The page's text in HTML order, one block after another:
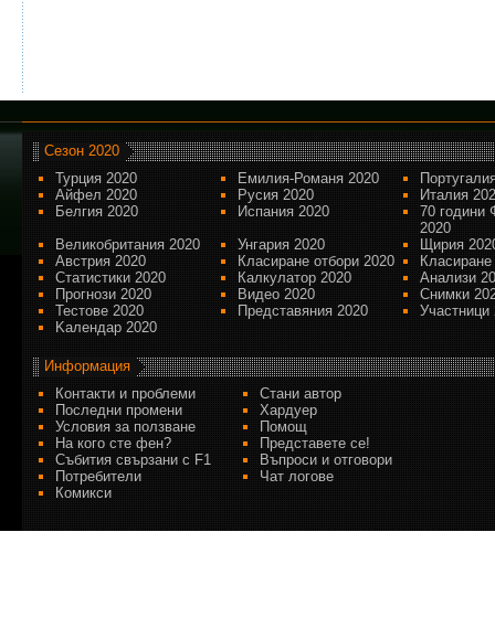
Сезон 2020
Турция 2020
Емилия-Романя 2020
Айфел 2020
Русия 2020
Италия
Белгия 2020
Испания 2020
70 години
2020
Великобритания 2020
Унгария 2020
Щирия
Австрия 2020
Класиране отбори 2020
Статистики 2020
Калкулатор 2020
Анализи
Прогнози 2020
Видео 2020
Снимки
Тестове 2020
Представяния 2020
Участници
Kалендар 2020
Информация
Контакти и проблеми
Стани автор
Последни промени
Хардуер
Условия за ползване
Помощ
На кого сте фен?
Представете се!
Събития свързани с F1
Въпроси и отговори
Потребители
Чат логове
Комикси